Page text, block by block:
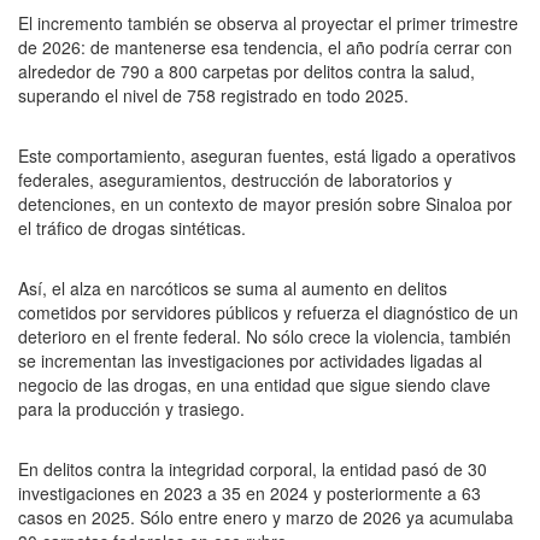
El incremento también se observa al proyectar el primer trimestre
de 2026: de mantenerse esa tendencia, el año podría cerrar con
alrededor de 790 a 800 carpetas por delitos contra la salud,
superando el nivel de 758 registrado en todo 2025.
Este comportamiento, aseguran fuentes, está ligado a operativos
federales, aseguramientos, destrucción de laboratorios y
detenciones, en un contexto de mayor presión sobre Sinaloa por
el tráfico de drogas sintéticas.
Así, el alza en narcóticos se suma al aumento en delitos
cometidos por servidores públicos y refuerza el diagnóstico de un
deterioro en el frente federal. No sólo crece la violencia, también
se incrementan las investigaciones por actividades ligadas al
negocio de las drogas, en una entidad que sigue siendo clave
para la producción y trasiego.
En delitos contra la integridad corporal, la entidad pasó de 30
investigaciones en 2023 a 35 en 2024 y posteriormente a 63
casos en 2025. Sólo entre enero y marzo de 2026 ya acumulaba